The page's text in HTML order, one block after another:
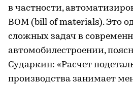
в частности,
BOM (bill of materials). Это
сложных задач в
автомобилестроении,
Сударкин: «Расчет
производства занимает